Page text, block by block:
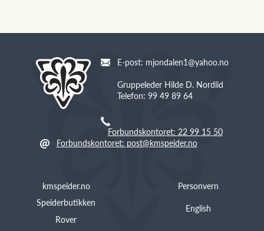
E-post: mjondalen1@yahoo.no
Gruppeleder Hilde D. Nordlid
Telefon: 99 49 89 64
Forbundskontoret: 22 99 15 50
Forbundskontoret: post@kmspeider.no
kmspeider.no
Speiderbutikken
Rover
Personvern
English